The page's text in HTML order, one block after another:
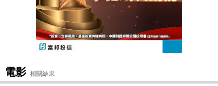
電影 相關結果